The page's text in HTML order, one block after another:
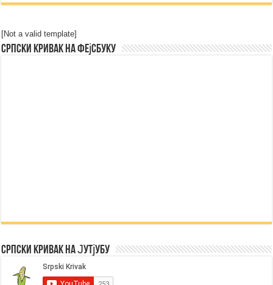
[Not a valid template]
Српски Кривак на Фејсбуку
Српски Кривак на Јутјубу